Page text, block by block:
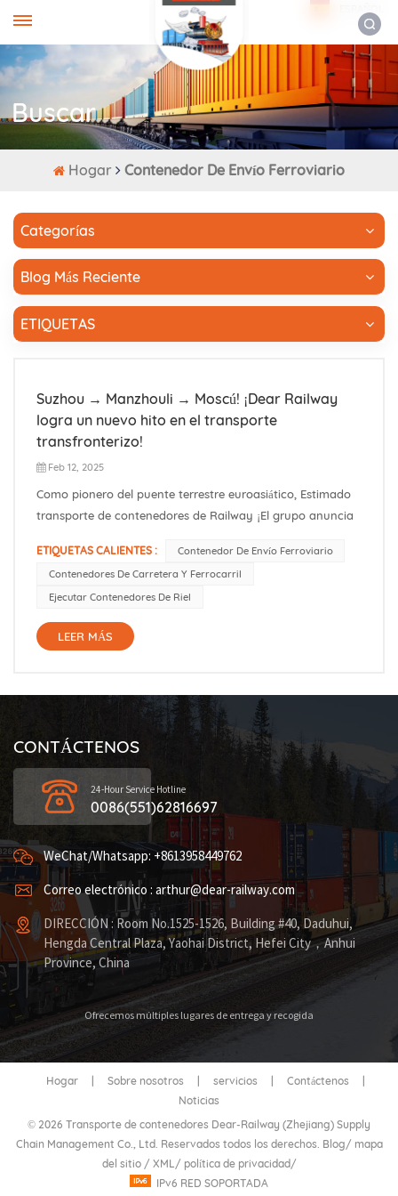
Buscar
Hogar Contenedor De Envío Ferroviario
Categorías
Blog Más Reciente
ETIQUETAS
Suzhou → Manzhouli → Moscú! ¡Dear Railway
logra un nuevo hito en el transporte
transfronterizo!
Feb 12, 2025
Como pionero del puente terrestre euroasiático, Estimado
transporte de contenedores de Railway ¡El grupo anuncia
Manzhouli-Moscú ** Ruta de carga de ferrocarril
transfronterizo! Este corredor dorado a través del cinturón
económico de China-Rusia...
ETIQUETAS CALIENTES :
Contenedor De Envío Ferroviario
Contenedores De Carretera Y Ferrocarril
Ejecutar Contenedores De Riel
LEER MÁS
CONTÁCTENOS
24-Hour Service Hotline
0086(551)62816697
WeChat/Whatsapp: +8613958449762
Correo electrónico : arthur@dear-railway.com
DIRECCIÓN : Room No.1525-1526, Building #40, Daduhui,
Hengda Central Plaza, Yaohai District, Hefei City，Anhui
Province, China
Ofrecemos múltiples lugares de entrega y recogida
Hogar Sobre nosotros servicios Contáctenos
Noticias
© 2026 Transporte de contenedores Dear-Railway (Zhejiang) Supply
Chain Management Co., Ltd. Reservados todos los derechos. Blog/ mapa
del sitio / XML/ política de privacidad/
IPv6 RED SOPORTADA